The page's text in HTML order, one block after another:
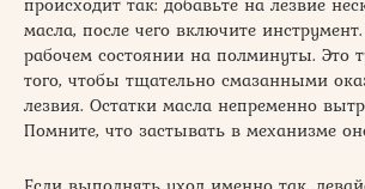
масла, после чего включите
рабочем состоянии на полминуты. Это
того, чтобы тщательно смазанными
лезвия. Остатки масла непременно
Помните, что застывать в механизме